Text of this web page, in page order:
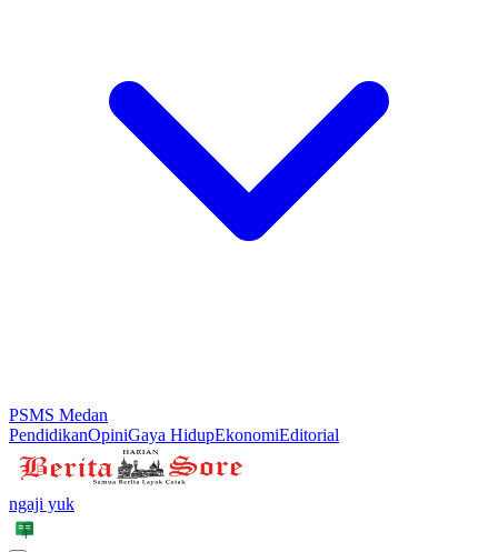
PSMS Medan
PendidikanOpiniGaya HidupEkonomiEditorial
ngaji yuk